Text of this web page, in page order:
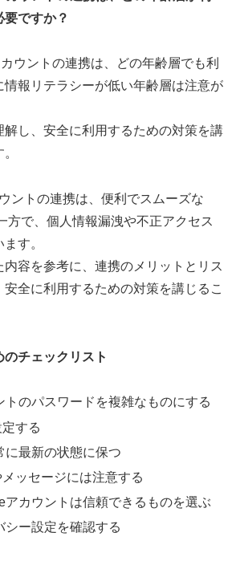
要ですか？
ウントの連携は、どの年齢層でも利
情報リテラシーが低い年齢層は注意が
解し、安全に利用するための対策を講
ントの連携は、便利でスムーズな
方で、個人情報漏洩や不正アクセス
す。
内容を参考に、連携のメリットとリス
全に利用するための対策を講じるこ
チェックリスト
トのパスワードを複雑なものにする
する
に最新の状態に保つ
ッセージには注意する
アカウントは信頼できるものを選ぶ
シー設定を確認する